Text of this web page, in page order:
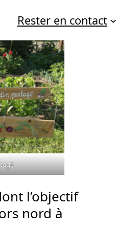
Rester en contact
l’objectif
nord à